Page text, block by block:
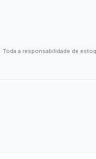
Toda a responsabilidade de